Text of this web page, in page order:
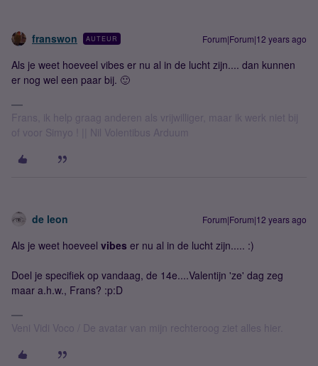
franswon AUTEUR Forum|Forum|12 years ago
Als je weet hoeveel vibes er nu al in de lucht zijn.... dan kunnen
er nog wel een paar bij. 🙂
Frans, ik help graag anderen als vrijwilliger, maar ik werk niet bij
of voor Simyo ! || Nil Volentibus Arduum
de leon Forum|Forum|12 years ago
Als je weet hoeveel vibes er nu al in de lucht zijn..... :)
Doel je specifiek op vandaag, de 14e....Valentijn 'ze' dag zeg
maar a.h.w., Frans? :p:D
Veni Vidi Voco / De avatar van mijn rechteroog ziet alles hier.